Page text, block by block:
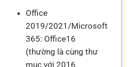
Office
2019/2021/Microsoft
365: Office16
(thường là cùng thư
mục với 2016